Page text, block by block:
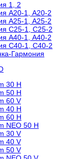
1, 2
А20-1, А20-2
А25-1, А25-2
С25-1, С25-2
А40-1, А40-2
С40-1, С40-2
Гармония
30 H
50 H
60 V
40 H
60 H
NEO 50 H
30 V
40 V
50 V